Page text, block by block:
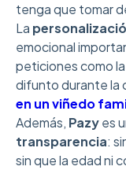
tenga que tomar
La
emocional
peticiones como
difunto durante la
en un viñedo
Además, Pazyes
transparencia:
sin que la edad ni